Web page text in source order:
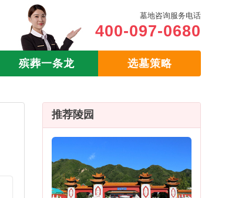
墓地咨询服务电话
400-097-0680
殡葬一条龙 选墓策略
推荐陵园